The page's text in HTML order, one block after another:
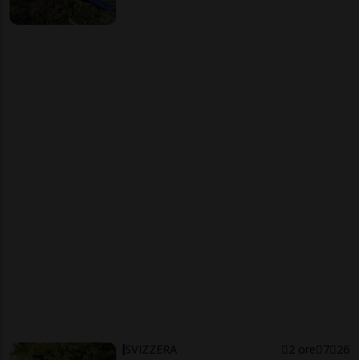
SVIZZERA 2 ore 7 26